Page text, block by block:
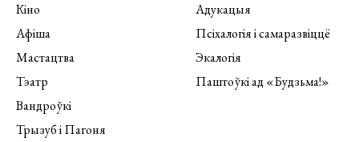
Кіно
Афіша
Мастацтва
Тэатр
Вандроўкі
Трызуб і Пагоня
Адукацыя
Псіхалогія і самаразвіццё
Экалогія
Паштоўкі ад «Будзьма!»